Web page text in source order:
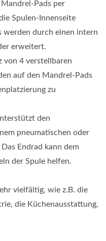
Pads per
Spulen-Innenseite
werden durch einen intern
erweitert.
von 4 verstellbaren
auf den Mandrel-Pads
zu
den
pneumatischen oder
Endrad kann dem
der Spule helfen.
vielfältig, wie z.B. die
die Küchenausstattung,